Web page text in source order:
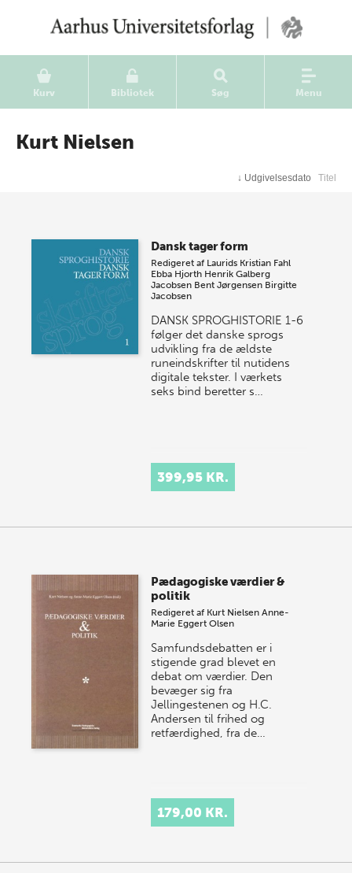
Kurv Bibliotek Søg Menu
Kurt Nielsen
↓ Udgivelsesdato Titel
Dansk tager form
Redigeret af Laurids Kristian Fahl
Ebba Hjorth Henrik Galberg
Jacobsen Bent Jørgensen Birgitte
Jacobsen
DANSK SPROGHISTORIE 1-6
følger det danske sprogs
udvikling fra de ældste
runeindskrifter til nutidens
digitale tekster. I værkets
seks bind beretter s…
399,95 KR.
Pædagogiske værdier &
politik
Redigeret af Kurt Nielsen Anne-
Marie Eggert Olsen
Samfundsdebatten er i
stigende grad blevet en
debat om værdier. Den
bevæger sig fra
Jellingestenen og H.C.
Andersen til frihed og
retfærdighed, fra de…
179,00 KR.